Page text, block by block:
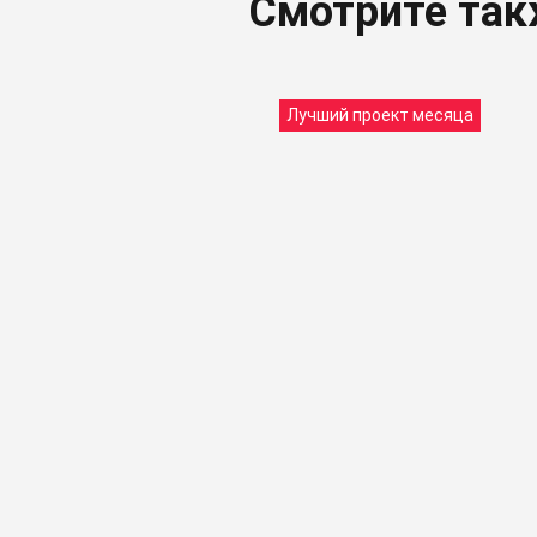
Смотрите
Лучший проект месяца